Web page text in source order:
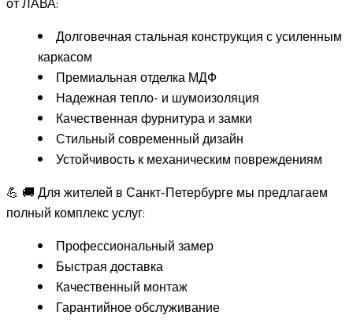
от ЛАВА:
Долговечная стальная конструкция с усиленным
каркасом
Премиальная отделка МДФ
Надежная тепло- и шумоизоляция
Качественная фурнитура и замки
Стильный современный дизайн
Устойчивость к механическим повреждениям
💪 🚚 Для жителей в Санкт-Петербурге мы предлагаем
полный комплекс услуг:
Профессиональный замер
Быстрая доставка
Качественный монтаж
Гарантийное обслуживание